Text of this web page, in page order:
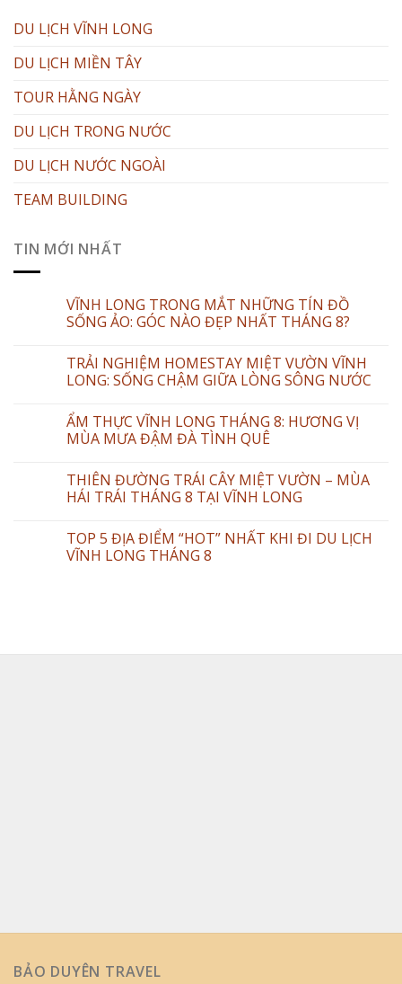
DU LỊCH VĨNH LONG
DU LỊCH MIỀN TÂY
TOUR HẰNG NGÀY
DU LỊCH TRONG NƯỚC
DU LỊCH NƯỚC NGOÀI
TEAM BUILDING
TIN MỚI NHẤT
VĨNH LONG TRONG MẮT NHỮNG TÍN ĐỒ
SỐNG ẢO: GÓC NÀO ĐẸP NHẤT THÁNG 8?
TRẢI NGHIỆM HOMESTAY MIỆT VƯỜN VĨNH
LONG: SỐNG CHẬM GIỮA LÒNG SÔNG NƯỚC
ẨM THỰC VĨNH LONG THÁNG 8: HƯƠNG VỊ
MÙA MƯA ĐẬM ĐÀ TÌNH QUÊ
THIÊN ĐƯỜNG TRÁI CÂY MIỆT VƯỜN – MÙA
HÁI TRÁI THÁNG 8 TẠI VĨNH LONG
TOP 5 ĐỊA ĐIỂM “HOT” NHẤT KHI ĐI DU LỊCH
VĨNH LONG THÁNG 8
BẢO DUYÊN TRAVEL